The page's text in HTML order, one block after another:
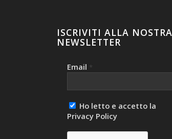
ISCRIVITI ALLA NOSTRA
NEWSLETTER
Email *
Ho letto e accetto la
Privacy Policy